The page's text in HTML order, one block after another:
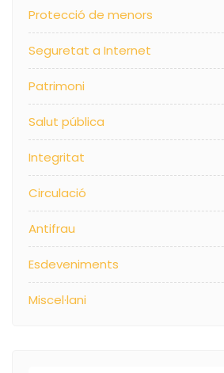
Protecció de menors
Seguretat a Internet
Patrimoni
Salut pública
Integritat
Circulació
Antifrau
Esdeveniments
Miscel·lani